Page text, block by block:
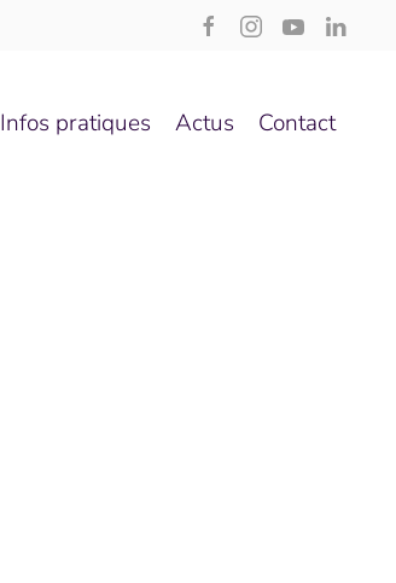
Infos pratiques Actus Contact